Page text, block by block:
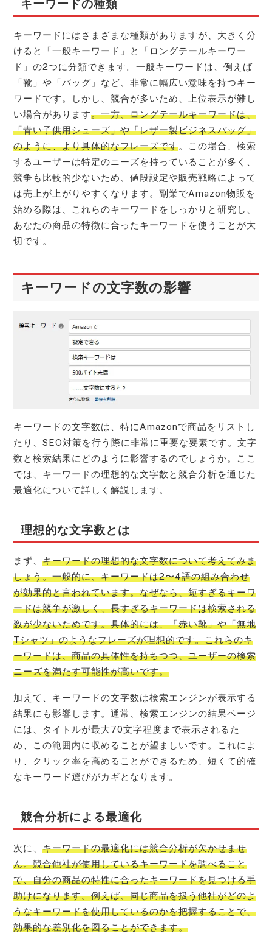
キーワードの種類
キーワードにはさまざまな種類がありますが、大きく分
けると「一般キーワード」と「ロングテールキーワー
ド」の2つに分類できます。一般キーワードは、例えば
「靴」や「バッグ」など、非常に幅広い意味を持つキー
ワードです。しかし、競合が多いため、上位表示が難し
い場合があります。一方、ロングテールキーワードは、
「青い子供用シューズ」や「レザー製ビジネスバッグ」
のように、より具体的なフレーズです。この場合、検索
するユーザーは特定のニーズを持っていることが多く、
競争も比較的少ないため、値段設定や販売戦略によって
は売上が上がりやすくなります。副業でAmazon物販を
始める際は、これらのキーワードをしっかりと研究し、
あなたの商品の特徴に合ったキーワードを使うことが大
切です。
キーワードの文字数の影響
キーワードの文字数は、特にAmazonで商品をリストし
たり、SEO対策を行う際に非常に重要な要素です。文字
数と検索結果にどのように影響するのでしょうか。ここ
では、キーワードの理想的な文字数と競合分析を通じた
最適化について詳しく解説します。
理想的な文字数とは
まず、キーワードの理想的な文字数について考えてみま
しょう。一般的に、キーワードは2〜4語の組み合わせ
が効果的と言われています。なぜなら、短すぎるキーワ
ードは競争が激しく、長すぎるキーワードは検索される
数が少ないためです。具体的には、「赤い靴」や「無地
Tシャツ」のようなフレーズが理想的です。これらのキ
ーワードは、商品の具体性を持ちつつ、ユーザーの検索
ニーズを満たす可能性が高いです。
加えて、キーワードの文字数は検索エンジンが表示する
結果にも影響します。通常、検索エンジンの結果ページ
には、タイトルが最大70文字程度まで表示されるた
め、この範囲内に収めることが望ましいです。これによ
り、クリック率を高めることができるため、短くて的確
なキーワード選びがカギとなります。
競合分析による最適化
次に、キーワードの最適化には競合分析が欠かせませ
ん。競合他社が使用しているキーワードを調べること
で、自分の商品の特性に合ったキーワードを見つける手
助けになります。例えば、同じ商品を扱う他社がどのよ
うなキーワードを使用しているのかを把握することで、
効果的な差別化を図ることができます。